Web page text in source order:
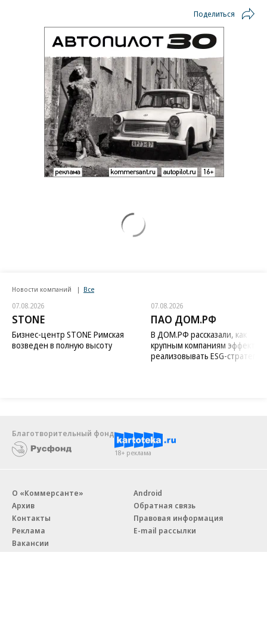
Поделиться
Новости компаний Все
07.08.2026
STONE
Бизнес-центр STONE Римская
возведен в полную высоту
07.08.2026
ПАО ДОМ.РФ
В ДОМ.РФ рассказали, как
крупным компаниям
реализовывать ESG-стратегию
Благотворительный фонд
18+ реклама
О «Коммерсанте»
Архив
Контакты
Реклама
Вакансии
Android
Обратная связь
Правовая информация
E-mail рассылки